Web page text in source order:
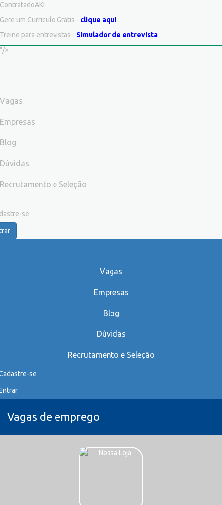
ContratadoAKI
Gere um Curriculo Gratis - clique aqui
Treine para entrevistas - Simulador de entrevista
"/>
Vagas
Empresas
Blog
Dúvidas
Recrutamento e Seleção
se
Vagas
Empresas
Blog
Dúvidas
Recrutamento e Seleção
se
Vagas de emprego